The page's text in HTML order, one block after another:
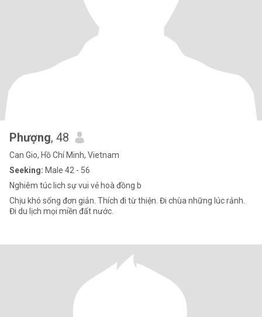
Phượng, 48
Can Gio, Hồ Chí Minh, Vietnam
Seeking: Male 42 - 56
Nghiêm túc lich sự vui vẻ hoà đồng b
Chịu khó sống đơn giản. Thích đi từ thiện. Đi chùa những lúc rảnh.
Đi du lịch mọi miền đất nước.